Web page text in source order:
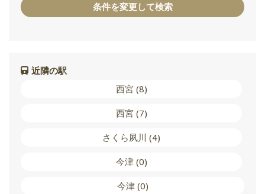
条件を変更して検索
近隣の駅
西宮 (8)
西宮 (7)
さくら夙川 (4)
今津 (0)
今津 (0)